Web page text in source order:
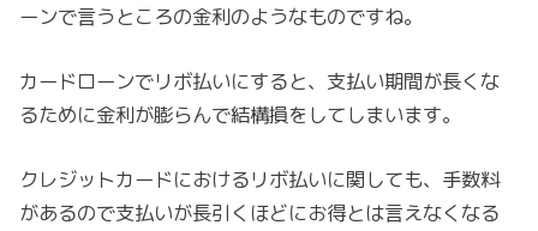
ーンで言うところの金利のようなものですね。
カードローンでリボ払いにすると、支払い期間が長くな
るために金利が膨らんで結構損をしてしまいます。
クレジットカードにおけるリボ払いに関しても、手数料
があるので支払いが長引くほどにお得とは言えなくなる